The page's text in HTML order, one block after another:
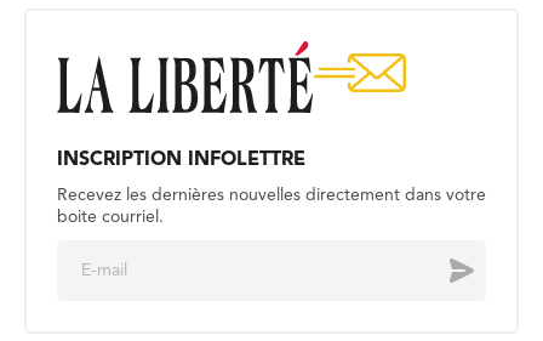
INSCRIPTION INFOLETTRE
Recevez les dernières nouvelles directement dans votre
boite courriel.
Envoyer